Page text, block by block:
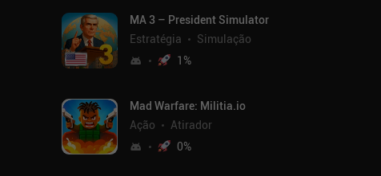
MA 3 – President Simulator
Estratégia
Simulação
1%
Mad Warfare: Militia.io
Ação
Atirador
0%